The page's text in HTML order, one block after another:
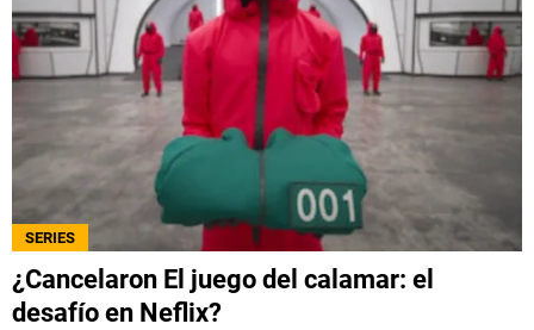
SERIES
¿Cancelaron El juego del calamar: el
desafío en Neflix?